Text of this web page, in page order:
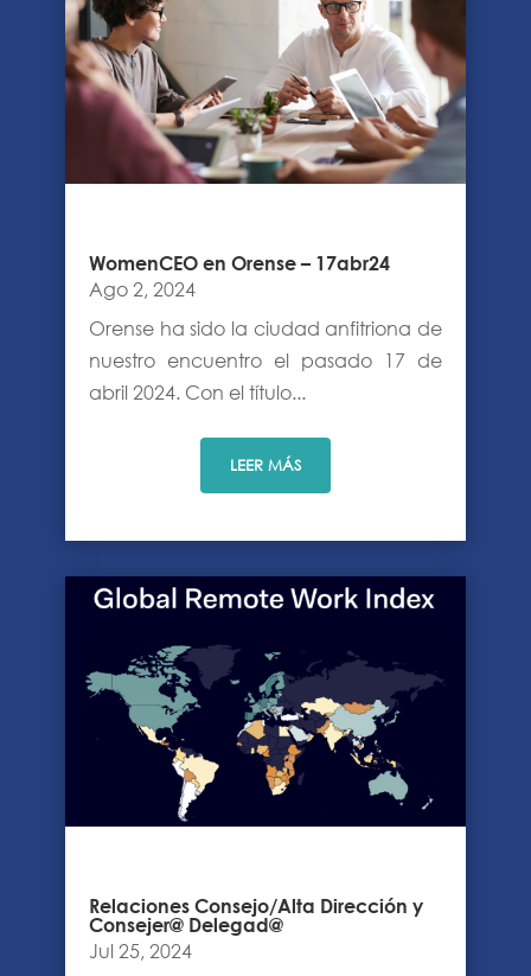
WomenCEO en Orense – 17abr24​
Ago 2, 2024
Orense ha sido la ciudad anfitriona de
nuestro encuentro el pasado 17 de
abril 2024. Con el título...
LEER MÁS
Relaciones Consejo/Alta Dirección y
Consejer@ Delegad@
Jul 25, 2024